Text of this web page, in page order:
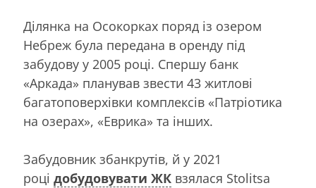
Ділянка на Осокорках поряд із озером
Небреж була передана в оренду під
забудову у 2005 році. Спершу банк
«Аркада» планував звести 43 житлові
багатоповерхівки комплексів «Патріотика
на озерах», «Еврика» та інших.
Забудовник збанкрутів, й у 2021
році добудовувати ЖК взялася Stolitsa